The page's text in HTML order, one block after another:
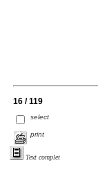
16 / 119
select
print
Text complet